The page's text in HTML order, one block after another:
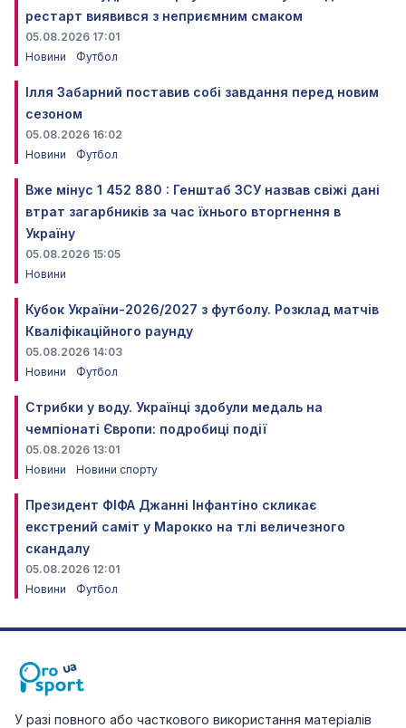
рестарт виявився з неприємним смаком
05.08.2026 17:01
Новини
Футбол
Ілля Забарний поставив собі завдання перед новим
сезоном
05.08.2026 16:02
Новини
Футбол
Вже мінус 1 452 880 : Генштаб ЗСУ назвав свіжі дані
втрат загарбників за час їхнього вторгнення в
Україну
05.08.2026 15:05
Новини
Кубок України-2026/2027 з футболу. Розклад матчів
Кваліфікаційного раунду
05.08.2026 14:03
Новини
Футбол
Стрибки у воду. Українці здобули медаль на
чемпіонаті Європи: подробиці події
05.08.2026 13:01
Новини
Новини спорту
Президент ФІФА Джанні Інфантіно скликає
екстрений саміт у Марокко на тлі величезного
скандалу
05.08.2026 12:01
Новини
Футбол
У разі повного або часткового використання матеріалів